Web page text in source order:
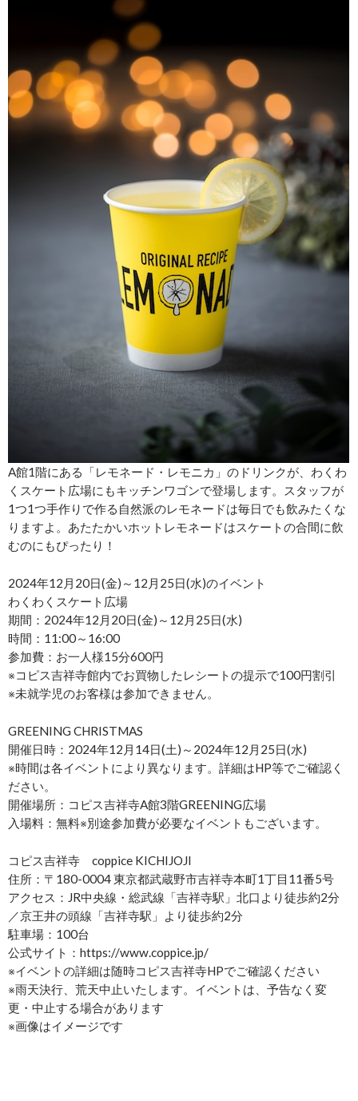
A館1階にある「レモネード・レモニカ」のドリンクが、わくわ
くスケート広場にもキッチンワゴンで登場します。スタッフが
1つ1つ手作りで作る自然派のレモネードは毎日でも飲みたくな
りますよ。あたたかいホットレモネードはスケートの合間に飲
むのにもぴったり！
2024年12月20日(金)～12月25日(水)のイベント
わくわくスケート広場
期間：2024年12月20日(金)～12月25日(水)
時間：11:00～16:00
参加費：お一人様15分600円
※コピス吉祥寺館内でお買物したレシートの提示で100円割引
※未就学児のお客様は参加できません。
GREENING CHRISTMAS
開催日時：2024年12月14日(土)～2024年12月25日(水)
※時間は各イベントにより異なります。詳細はHP等でご確認く
ださい。
開催場所：コピス吉祥寺A館3階GREENING広場
入場料：無料※別途参加費が必要なイベントもございます。
コピス吉祥寺 coppice KICHIJOJI
住所：〒180-0004 東京都武蔵野市吉祥寺本町1丁目11番5号
アクセス：JR中央線・総武線「吉祥寺駅」北口より徒歩約2分
／京王井の頭線「吉祥寺駅」より徒歩約2分
駐車場：100台
公式サイト：https://www.coppice.jp/
※イベントの詳細は随時コピス吉祥寺HPでご確認ください
※雨天決行、荒天中止いたします。イベントは、予告なく変
更・中止する場合があります
※画像はイメージです